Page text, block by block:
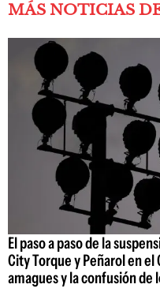
MÁS NOTICIAS
El paso a paso de la
City Torque y Peñarol en
amagues y la confusión de